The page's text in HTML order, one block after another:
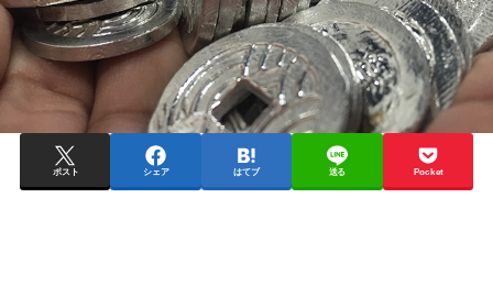
ポスト シェア はてブ 送る Pocket